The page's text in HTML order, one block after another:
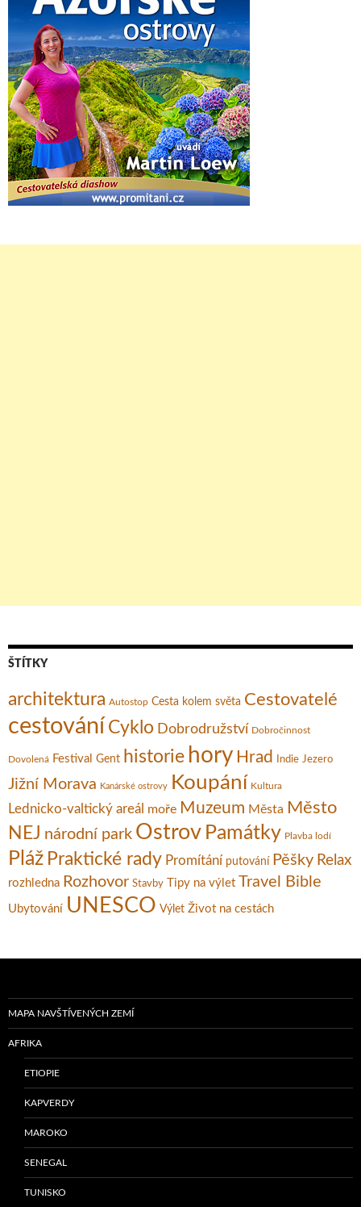
ŠTÍTKY
architektura Autostop Cesta kolem světa Cestovatelé
cestování Cyklo Dobrodružství Dobročinnost
Dovolená Festival Gent historie hory Hrad Indie Jezero
Jižní Morava Kanárské ostrovy Koupání Kultura
Lednicko-valtický areál moře Muzeum Města Město
NEJ národní park Ostrov Památky Plavba lodí
Pláž Praktické rady Promítání putování Pěšky Relax
rozhledna Rozhovor Stavby Tipy na výlet Travel Bible
Ubytování UNESCO Výlet Život na cestách
MAPA NAVŠTÍVENÝCH ZEMÍ
AFRIKA
ETIOPIE
KAPVERDY
MAROKO
SENEGAL
TUNISKO